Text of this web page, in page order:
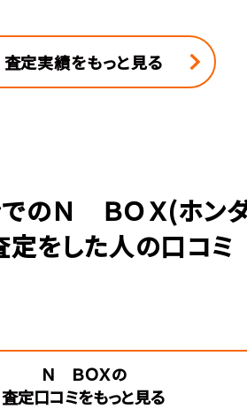
査定実績をもっと見る
のＮ ＢＯＸ(ホン
をした人の口コミ
Ｎ ＢＯＸの
査定口コミをもっと見る